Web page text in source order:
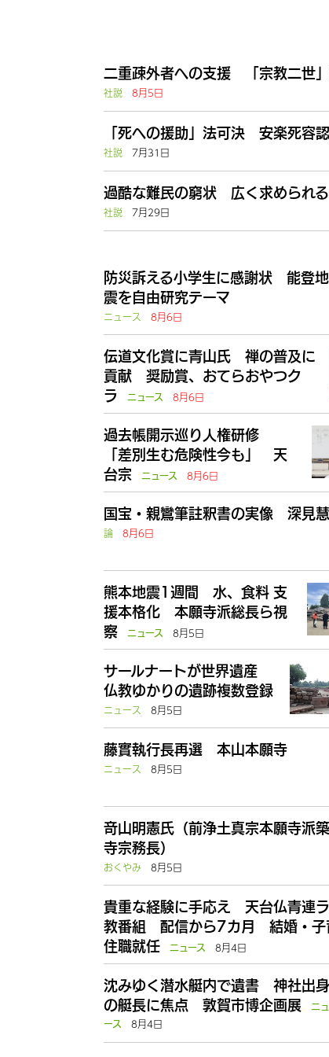
二重疎外者への支援 「宗教二世
社説
8月5日
「死への援助」法可決 安楽死容
社説
7月31日
過酷な難民の窮状 広く求められ
社説
7月29日
防災訴える小学生に感謝状 能登地
震を自由研究テーマ
ニュース
8月6日
伝道文化賞に青山氏 禅の普及に
貢献 奨励賞、おてらおやつク
ラ
ニュース 8月6日
過去帳開示巡り人権研修
「差別生む危険性今も」 天
台宗
ニュース 8月6日
国宝・親鸞筆註釈書の実像 深見
論
8月6日
熊本地震1週間 水、食料 支
援本格化 本願寺派総長ら視
察
ニュース 8月5日
サールナートが世界遺産
仏教ゆかりの遺跡複数登録
ニュース
8月5日
藤實執行長再選 本山本願寺
ニュース
8月5日
竒山明憲氏（前浄土真宗本願寺派
寺宗務長）
おくやみ
8月5日
貴重な経験に手応え 天台仏青連
教番組 配信から7カ月 結婚・子
住職就任
ニュース 8月4日
沈みゆく潜水艇内で遺書 神社出身
の艇長に焦点 敦賀市博企画展
ニュ
ース
8月4日